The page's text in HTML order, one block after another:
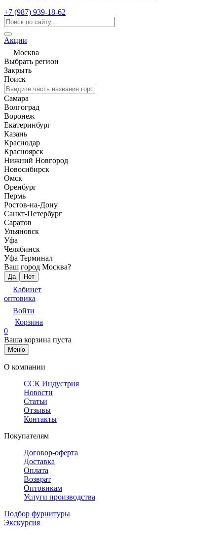
+7 (987) 939-18-62
Акции
Москва
Выбрать регион
Закрыть
Поиск
Самара
Волгоград
Воронеж
Екатеринбург
Казань
Краснодар
Красноярск
Нижний Новгород
Новосибирск
Омск
Оренбург
Пермь
Ростов-на-Дону
Санкт-Петербург
Саратов
Ульяновск
Уфа
Челябинск
Уфа Терминал
Ваш город Москва?
Да Нет
Кабинет
оптовика
Войти
Корзина
0
Ваша корзина пуста
Меню
О компании
ССК Индустрия
Новости
Статьи
Отзывы
Контакты
Покупателям
Договор-оферта
Доставка
Оплата
Возврат
Оптовикам
Услуги производства
Подбор фурнитуры
Экскурсия